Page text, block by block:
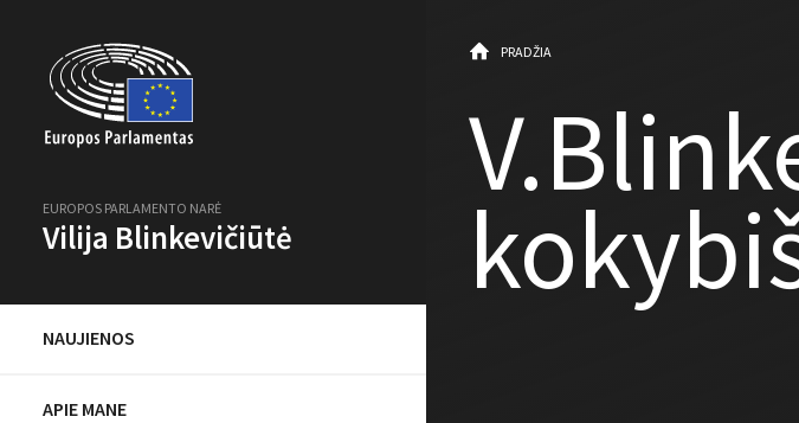
EUROPOS PARLAMENTO NARĖ
Vilija Blinkevičiūtė
NAUJIENOS
APIE MANE
PRADŽIA